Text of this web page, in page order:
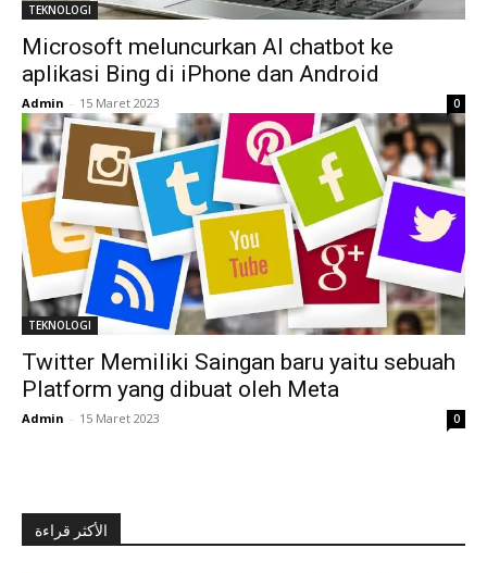
TEKNOLOGI
Microsoft meluncurkan AI chatbot ke
aplikasi Bing di iPhone dan Android
Admin - 15 Maret 2023 0
TEKNOLOGI
Twitter Memiliki Saingan baru yaitu sebuah
Platform yang dibuat oleh Meta
Admin - 15 Maret 2023 0
الأكثر قراءة